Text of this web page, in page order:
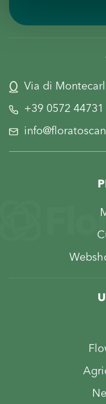
Via di
+39 0572 44731